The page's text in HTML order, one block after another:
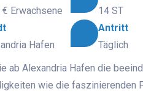
€ Erwachsene
14 ST
Hafen
Antritt
Täglich
ab Alexandria Hafen die
wie die faszinierenden